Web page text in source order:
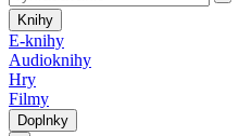
Knihy
E-knihy
Audioknihy
Hry
Filmy
Doplnky